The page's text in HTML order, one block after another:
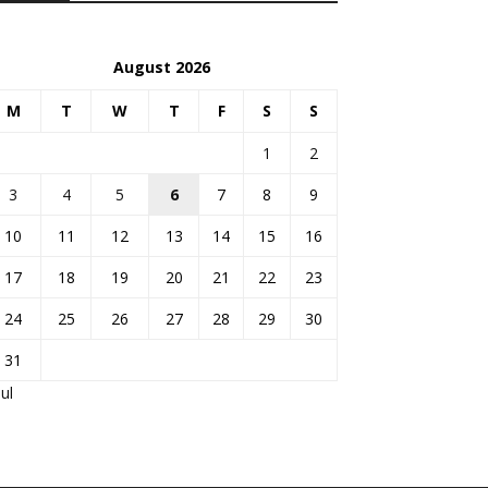
August 2026
M T W T F S S
1
2
3
4 5 6 7 8
9
10
11 12 13 14 15
16
17
18 19 20 21 22
23
24
25 26 27 28 29
30
31